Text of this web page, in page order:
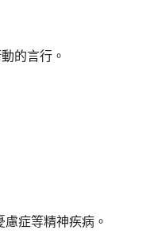
的言行。
症等精神疾病。